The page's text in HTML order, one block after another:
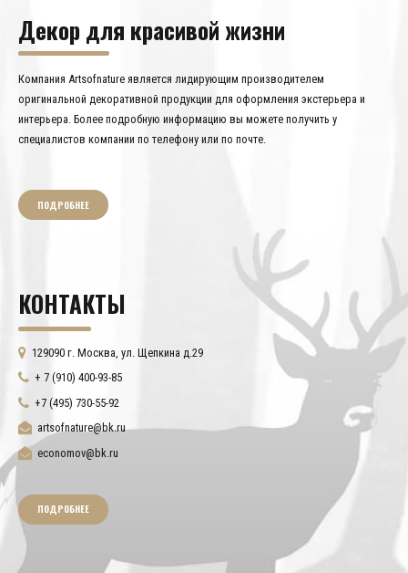
Декор для красивой жизни
Компания Artsofnature является лидирующим производителем
оригинальной декоративной продукции для оформления экстерьера и
интерьера. Более подробную информацию вы можете получить у
специалистов компании по телефону или по почте.
ПОДРОБНЕЕ
КОНТАКТЫ
129090 г. Москва, ул. Щепкина д.29
+ 7 (910) 400-93-85
+7 (495) 730-55-92
artsofnature@bk.ru
economov@bk.ru
ПОДРОБНЕЕ